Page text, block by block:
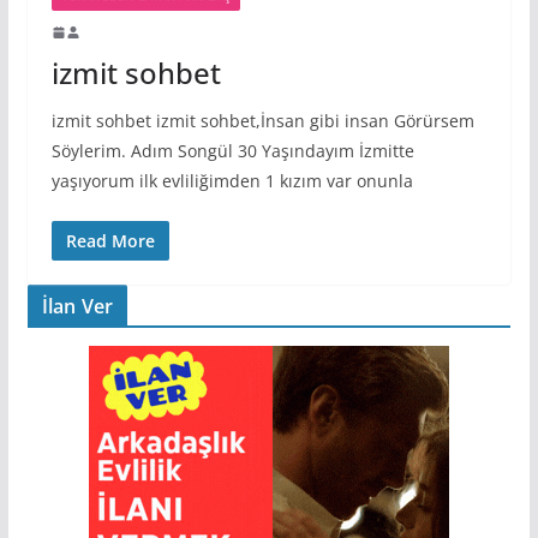
izmit sohbet
izmit sohbet izmit sohbet,İnsan gibi insan Görürsem
Söylerim. Adım Songül 30 Yaşındayım İzmitte
yaşıyorum ilk evliliğimden 1 kızım var onunla
Read More
İlan Ver